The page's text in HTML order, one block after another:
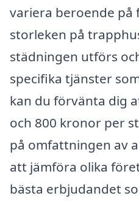
variera beroende på
storleken på
städningen utförs
specifika tjänster
kan du förvänta dig
och 800 kronor per
på omfattningen av
att jämföra olika
bästa erbjudandet